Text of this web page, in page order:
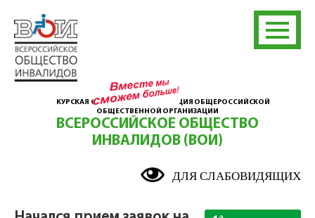
КУРСКАЯ ОБЛАСТНАЯ ОРГАНИЗАЦИЯ ОБЩЕРОССИЙСКОЙ
ОБЩЕСТВЕННОЙ ОРГАНИЗАЦИИ
ВСЕРОССИЙСКОЕ ОБЩЕСТВО
ИНВАЛИДОВ (ВОИ)
ДЛЯ СЛАБОВИДЯЩИХ